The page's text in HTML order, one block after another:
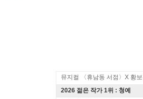
2026 젊은 작가 1위 : 청예